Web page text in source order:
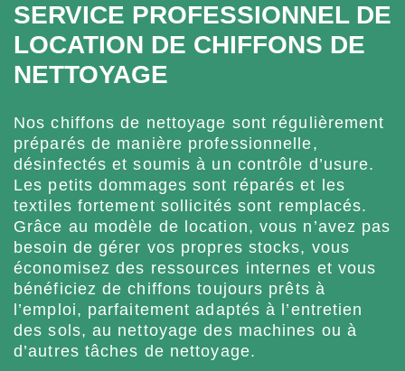
SERVICE PROFESSIONNEL DE
LOCATION DE CHIFFONS DE
NETTOYAGE
Nos chiffons de nettoyage sont régulièrement
préparés de manière professionnelle,
désinfectés et soumis à un contrôle d’usure.
Les petits dommages sont réparés et les
textiles fortement sollicités sont remplacés.
Grâce au modèle de location, vous n’avez pas
besoin de gérer vos propres stocks, vous
économisez des ressources internes et vous
bénéficiez de chiffons toujours prêts à
l’emploi, parfaitement adaptés à l’entretien
des sols, au nettoyage des machines ou à
d’autres tâches de nettoyage.